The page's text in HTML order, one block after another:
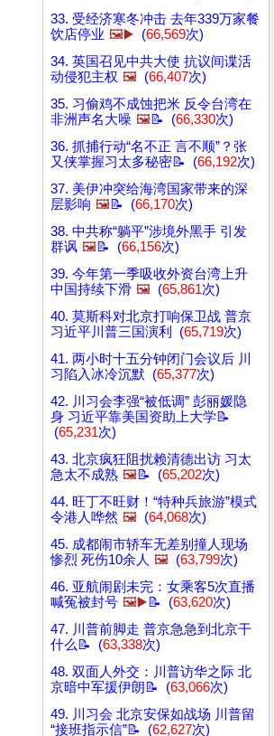
33. 受经济寒冬冲击 去年339万家餐
饮店停业 🖼️▶️ (66,569次)
34. 英国召见中共大使 抗议间谍活
动侵犯主权 🖼️ (66,407次)
35. 习偷鸡不成蚀把米 反令台湾在
非洲声名大噪 🖼️📝 (66,330次)
36. 抓捕行动“名不正 言不顺”？张
又侠掌握习太多秘密📝 (66,192次)
37. 美伊冲突给海湾国家带来的深
层影响 🖼️📝 (66,170次)
38. 中共称“躺平”涉境外黑手 引发
群讽 🖼️📝 (66,156次)
39. 今年第一季吸收外资台湾上升
中国持续下滑 🖼️ (65,861次)
40. 莫斯科对北京打响保卫战 普京
习近平川普三国演利 (65,719次)
41. 两小时十五分钟闭门会议后 川
习陷入冰冷沉默 (65,377次)
42. 川习会李强“被低调” 彭丽媛隐
身 习近平靠美国资助上大学📝
(65,231次)
43. 北京疯狂阻扰赖清德出访 习太
急太不成熟 🖼️📝 (65,202次)
44. 旺丁不旺财！“特种兵旅游”模式
令港人哗然 🖼️ (64,068次)
45. 成都闹市轿车无差别撞人现场
惨烈 死伤10余人 🖼️ (63,799次)
46. 亚航闹剧未完：女乘客5次直播
喊冤被封号 🖼️▶️📝 (63,620次)
47. 川普前脚走 普京急急到北京干
什么📝 (63,338次)
48. 双面人外交：川普访华之际 北
京暗中军援伊朗📝 (63,066次)
49. 川习会 北京安保如战场 川普留
“接班指示信”📝 (62,627次)